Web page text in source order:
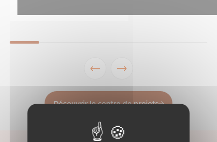
Découvrir le centre de projets